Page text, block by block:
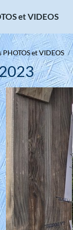
et VIDEOS
PHOTOS et VIDEOS